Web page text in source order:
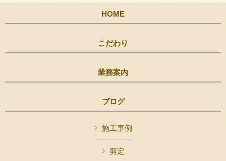
HOME
こだわり
業務案内
ブログ
施工事例
剪定